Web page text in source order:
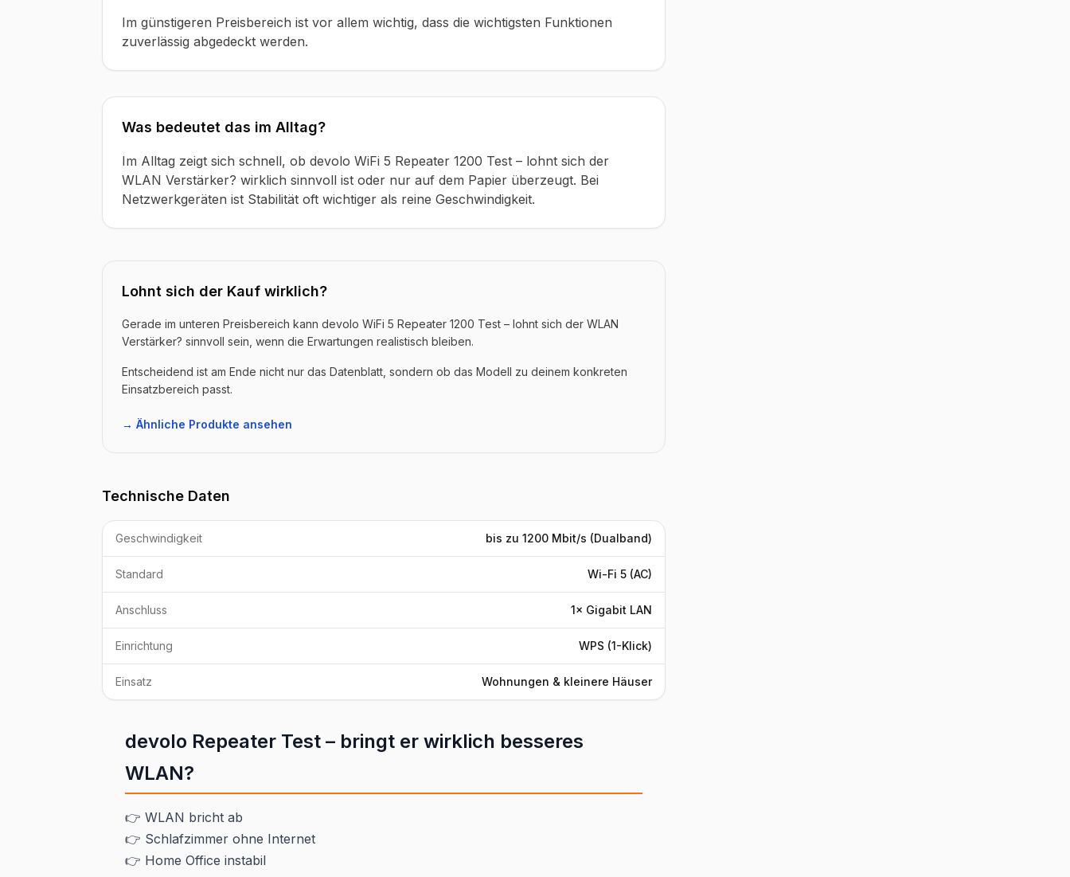
Im günstigeren Preisbereich ist vor allem wichtig, dass die wichtigsten Funktionen
zuverlässig abgedeckt werden.
Was bedeutet das im Alltag?
Im Alltag zeigt sich schnell, ob devolo WiFi 5 Repeater 1200 Test – lohnt sich der
WLAN Verstärker? wirklich sinnvoll ist oder nur auf dem Papier überzeugt. Bei
Netzwerkgeräten ist Stabilität oft wichtiger als reine Geschwindigkeit.
Lohnt sich der Kauf wirklich?
Gerade im unteren Preisbereich kann devolo WiFi 5 Repeater 1200 Test – lohnt sich der WLAN
Verstärker? sinnvoll sein, wenn die Erwartungen realistisch bleiben.
Entscheidend ist am Ende nicht nur das Datenblatt, sondern ob das Modell zu deinem konkreten
Einsatzbereich passt.
→ Ähnliche Produkte ansehen
Technische Daten
Geschwindigkeit bis zu 1200 Mbit/s (Dualband)
Standard Wi-Fi 5 (AC)
Anschluss 1× Gigabit LAN
Einrichtung WPS (1-Klick)
Einsatz Wohnungen & kleinere Häuser
devolo Repeater Test – bringt er wirklich besseres
WLAN?
👉 WLAN bricht ab
👉 Schlafzimmer ohne Internet
👉 Home Office instabil